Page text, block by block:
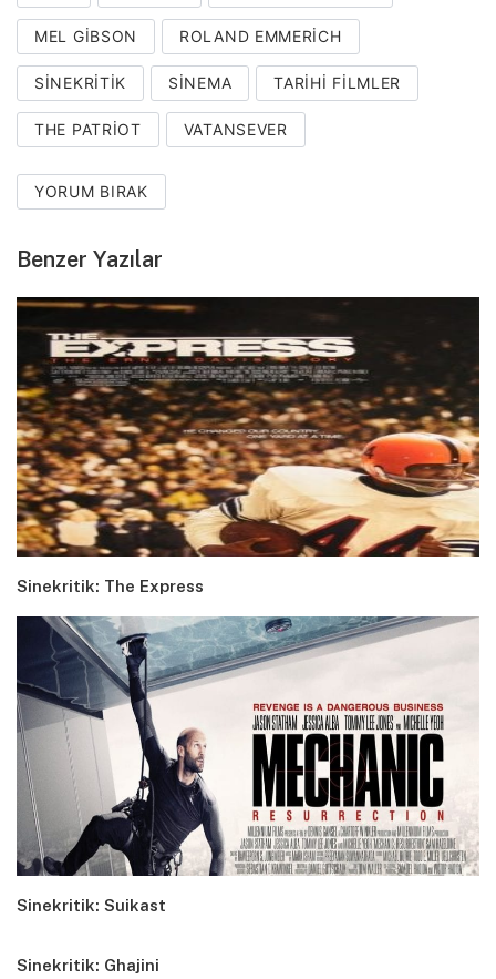
MEL GIBSON ROLAND EMMERICH
SINEKRITIK SINEMA TARIHI FILMLER
THE PATRIOT VATANSEVER
YORUM BIRAK
Benzer Yazılar
Sinekritik: The Express
Sinekritik: Suikast
Sinekritik: Ghajini